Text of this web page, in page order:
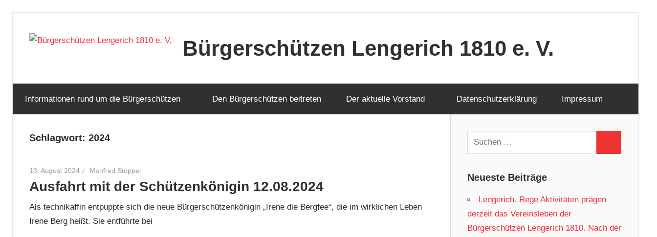
Inhalt
Bürgerschützen Lengerich 1810 e. V.
Informationen rund um die Bürgerschützen Den Bürgerschützen beitreten Der aktuelle Vorstand Datenschutzerklärung Impressum
Schlagwort: 2024
13. August 2024 Manfred Stöppel
Ausfahrt mit der Schützenkönigin 12.08.2024
Als technikaffin entpuppte sich die neue Bürgerschützenkönigin „Irene die Bergfee“, die im wirklichen Leben
Irene Berg heißt. Sie entführte bei
Suchen
nach:
Neueste Beiträge
Lengerich. Rege Aktivitäten prägen
derzeit das Vereinsleben der
Bürgerschützen Lengerich 1810. Nach der